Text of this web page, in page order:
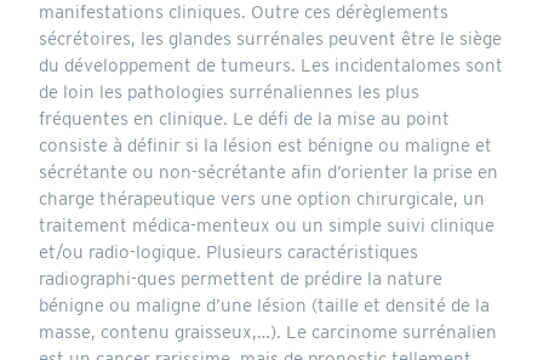
manifestations cliniques. Outre ces dérèglements
sécrétoires, les glandes surrénales peuvent être le siège
du développement de tumeurs. Les incidentalomes sont
de loin les pathologies surrénaliennes les plus
fréquentes en clinique. Le défi de la mise au point
consiste à définir si la lésion est bénigne ou maligne et
sécrétante ou non-sécrétante afin d’orienter la prise en
charge thérapeutique vers une option chirurgicale, un
traitement médica-menteux ou un simple suivi clinique
et/ou radio-logique. Plusieurs caractéristiques
radiographi-ques permettent de prédire la nature
bénigne ou maligne d’une lésion (taille et densité de la
masse, contenu graisseux,…). Le carcinome surrénalien